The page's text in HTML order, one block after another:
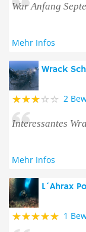
War Anfang
Mehr Infos
Wrack
2
Interessantes
Mehr Infos
L´Ahrax
1